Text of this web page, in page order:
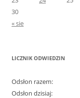
30
« sie
LICZNIK ODWIEDZIN
Odsłon razem:
Odsłon dzisiaj: